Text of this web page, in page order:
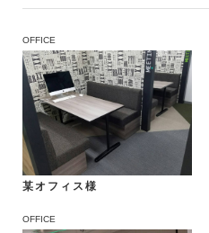
某オフィス様
OFFICE
OFFICE